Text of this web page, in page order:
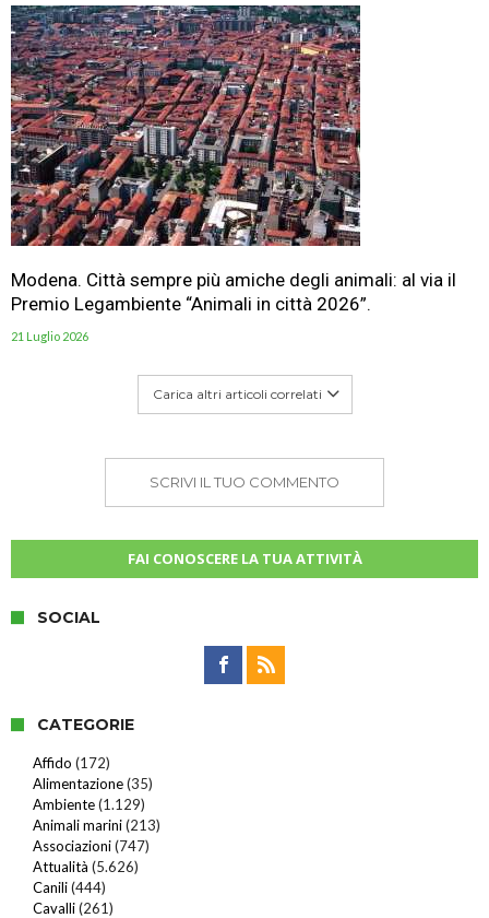
Modena. Città sempre più amiche degli animali: al via il
Premio Legambiente “Animali in città 2026”.
21 Luglio 2026
Carica altri articoli correlati
SCRIVI IL TUO COMMENTO
FAI CONOSCERE LA TUA ATTIVITÀ
SOCIAL
CATEGORIE
Affido (172)
Alimentazione(35)
Ambiente(1.129)
Animali marini(213)
Associazioni(747)
Attualità (5.626)
Canili(444)
Cavalli(261)